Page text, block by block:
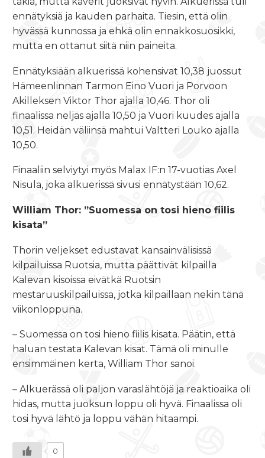
ennätyksiä ja kauden parhaita. Tiesin, että olin
hyvässä kunnossa ja ehkä olin ennakkosuosikki,
mutta en ottanut siitä niin paineita.
Ennätyksiään alkuerissä kohensivat 10,38 juossut
Hämeenlinnan Tarmon Eino Vuori ja Porvoon
Akilleksen Viktor Thor ajalla 10,46. Thor oli
finaalissa neljäs ajalla 10,50 ja Vuori kuudes ajalla
10,51. Heidän väliinsä mahtui Valtteri Louko ajalla
10,50.
Finaaliin selviytyi myös Malax IF:n 17-vuotias Axel
Nisula, joka alkuerissä sivusi ennätystään 10,62.
William Thor: ”Suomessa on tosi hieno fiilis
kisata”
Thorin veljekset edustavat kansainvälisissä
kilpailuissa Ruotsia, mutta päättivät kilpailla
Kalevan kisoissa eivätkä Ruotsin
mestaruuskilpailuissa, jotka kilpaillaan nekin tänä
viikonloppuna.
– Suomessa on tosi hieno fiilis kisata. Päätin, että
haluan testata Kalevan kisat. Tämä oli minulle
ensimmäinen kerta, William Thor sanoi.
– Alkuerässä oli paljon varaslähtöjä ja reaktioaika oli
hidas, mutta juoksun loppu oli hyvä. Finaalissa oli
tosi hyvä lähtö ja loppu vähän hitaampi.
0